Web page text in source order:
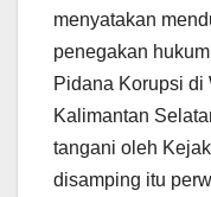
menyatakan
penegakan
Pidana Korupsi di
Kalimantan
tangani oleh
disamping itu